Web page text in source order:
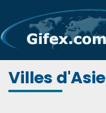
Villes d'Asie